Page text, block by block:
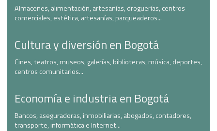
Almacenes, alimentación, artesanías, droguerías, centros
comerciales, estética, artesanías, parqueaderos...
Cultura y diversión en Bogotá
Cines, teatros, museos, galerías, bibliotecas, música, deportes,
centros comunitarios...
Economía e industria en Bogotá
Bancos, aseguradoras, inmobiliarias, abogados, contadores,
transporte, informática e Internet...